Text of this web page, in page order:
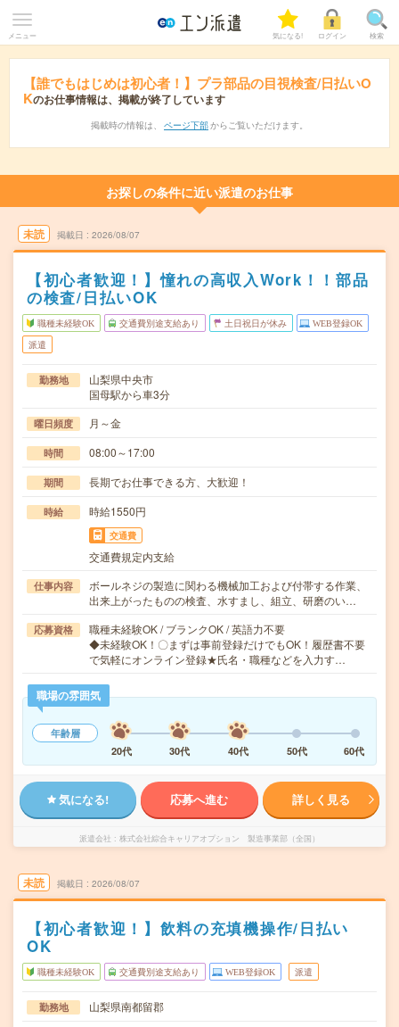
メニュー 気になる! ログイン 検索
【誰でもはじめは初心者！】プラ部品の目視検査/日払いO
Kのお仕事情報は、掲載が終了しています
掲載時の情報は、 ページ下部 からご覧いただけます。
お探しの条件に近い派遣のお仕事
未読 掲載日 2026/08/07
【初心者歓迎！】憧れの高収入Work！！部品
の検査/日払いOK
職種未経験OK 交通費別途支給あり 土日祝日が休み WEB登録OK
派遣
勤務地
山梨県中央市
国母駅から車3分
曜日頻度 月～金
時間 08:00～17:00
期間 長期でお仕事できる方、大歓迎！
時給 時給1550円
交通費
交通費規定内支給
仕事内容
ボールネジの製造に関わる機械加工および付帯する作業、
出来上がったものの検査、水すまし、組立、研磨のい…
応募資格
職種未経験OK / ブランクOK / 英語力不要
◆未経験OK！〇まずは事前登録だけでもOK！履歴書不要
で気軽にオンライン登録★氏名・職種などを入力す…
職場の雰囲気
年齢層
20代
30代 40代 50代 60代
気になる! 応募へ進む 詳しく見る
派遣会社 株式会社綜合キャリアオプション 製造事業部（全国）
未読 掲載日 2026/08/07
【初心者歓迎！】飲料の充填機操作/日払い
OK
職種未経験OK 交通費別途支給あり WEB登録OK 派遣
勤務地 山梨県南都留郡